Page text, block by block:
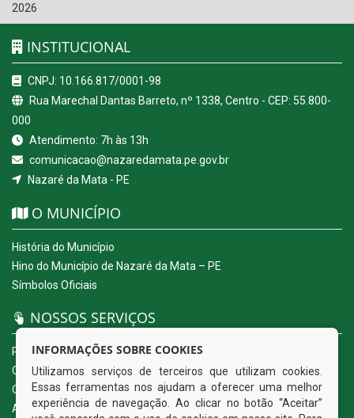
2026
INSTITUCIONAL
CNPJ: 10.166.817/0001-98
Rua Marechal Dantas Barreto, nº 1338, Centro - CEP: 55.800-
000
Atendimento: 7h às 13h
comunicacao@nazaredamata.pe.gov.br
Nazaré da Mata - PE
O MUNICÍPIO
História do Município
Hino do Município de Nazaré da Mata – PE
Símbolos Oficiais
NOSSOS SERVIÇOS
Portal da Transparência
Carta de Serviços ao Usuário
Ouvidoria Eletrônica
Acesso a Informação (eSIC)
INFORMAÇÕES SOBRE COOKIES
Utilizamos serviços de terceiros que utilizam cookies.
Essas ferramentas nos ajudam a oferecer uma melhor
experiência de navegação. Ao clicar no botão “Aceitar”